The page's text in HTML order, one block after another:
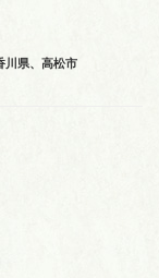
川県、 高松市